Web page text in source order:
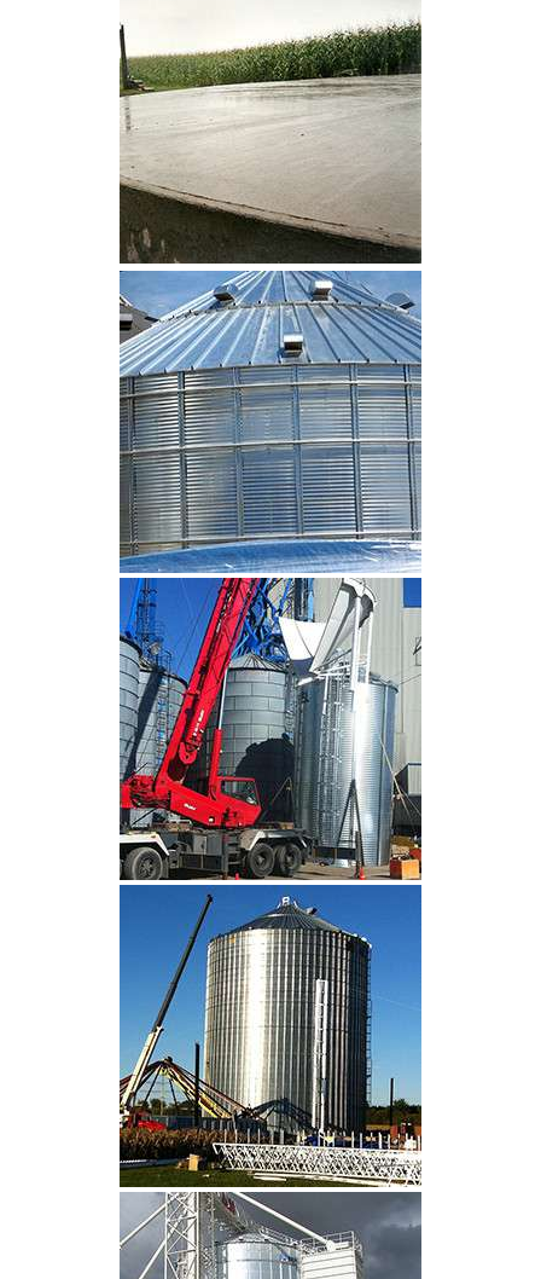
CLIQUEZ POUR AGRANDIR
CLIQUEZ POUR AGRANDIR
CLIQUEZ POUR AGRANDIR
CLIQUEZ POUR AGRANDIR